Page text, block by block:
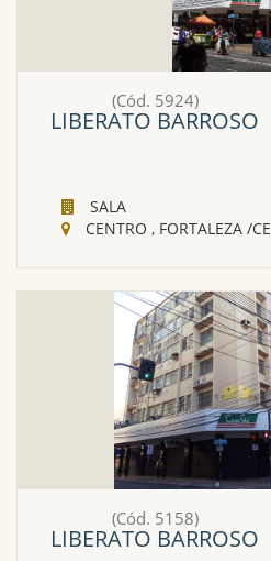
(Cód. 5924)
LIBERATO BARROSO
SALA
CENTRO , FORTALEZA /CE
(Cód. 5158)
LIBERATO BARROSO